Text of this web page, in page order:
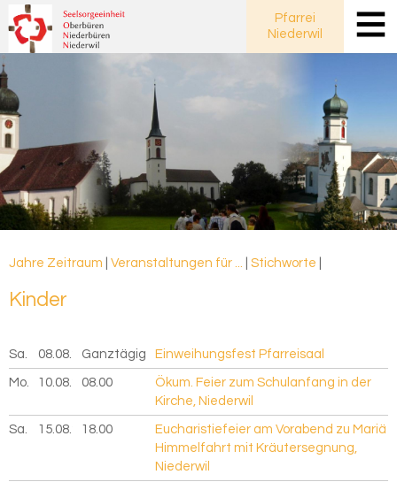
Pfarrei
Niederwil
Jahre Zeitraum Veranstaltungen für ... Stichworte
Kin­der
Sa. 08.08. 2026
Ganztägig Einweihungsfest Pfarreisaal
Mo. 10.08. 2026
08.00
Ökum. Feier zum Schulanfang in der
Kirche, Niederwil
Sa. 15.08. 2026
18.00
Eucharistiefeier am Vorabend zu Mariä
Himmelfahrt mit Kräutersegnung,
Niederwil